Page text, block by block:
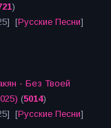
)
[Русские Песни]
- Без Твоей
(5014)
[Русские Песни]